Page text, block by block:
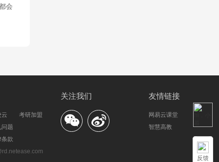
会
友情链接
网易云课堂
智慧高教
关注我们
云
问题
条款
考研加盟
反馈